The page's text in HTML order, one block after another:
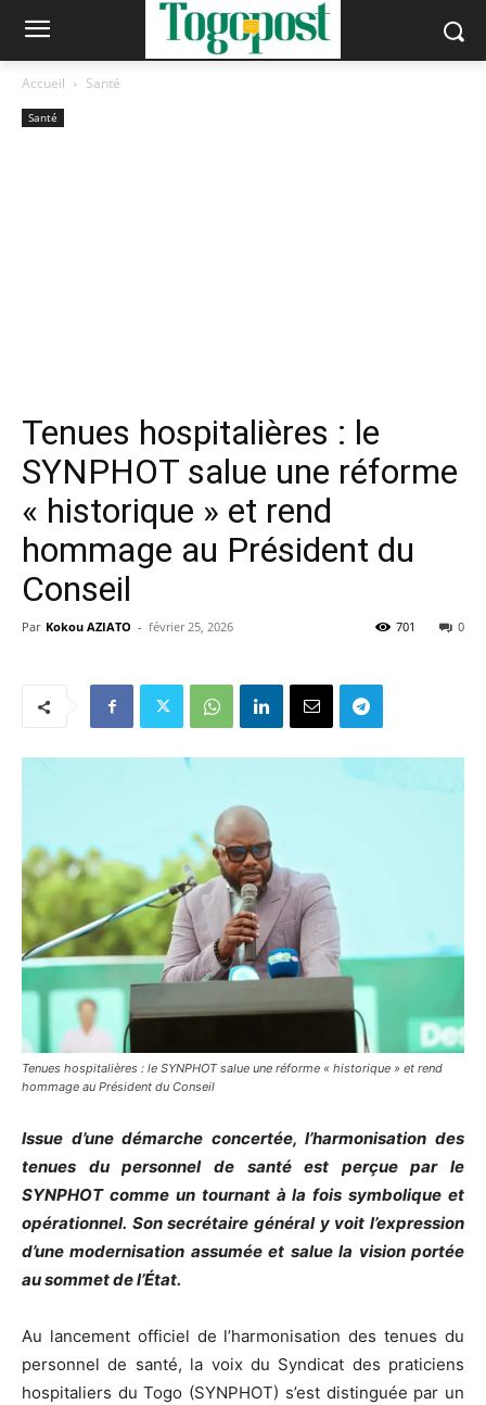
Accueil Santé
Santé
Tenues hospitalières : le
SYNPHOT salue une réforme
« historique » et rend
hommage au Président du
Conseil
Par Kokou AZIATO - février 25, 2026 0
701
Tenues hospitalières : le SYNPHOT salue une réforme « historique » et rend
hommage au Président du Conseil
Issue d’une démarche concertée, l’harmonisation des
tenues du personnel de santé est perçue par le
SYNPHOT comme un tournant à la fois symbolique et
opérationnel. Son secrétaire général y voit l’expression
d’une modernisation assumée et salue la vision portée
au sommet de l’État.
Au lancement officiel de l’harmonisation des tenues du
personnel de santé, la voix du Syndicat des praticiens
hospitaliers du Togo (SYNPHOT) s’est distinguée par un